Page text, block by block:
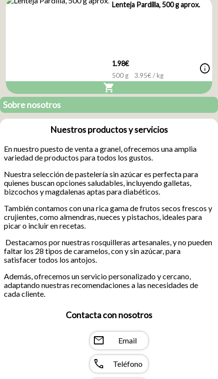
Lenteja Pardilla, 500 g aprox.
1.98€
500 g 3.95€ / kg info
shopping_cart
Sobre nosotros
Nuestros productos y servicios
En nuestro puesto de venta a granel, ofrecemos una amplia
variedad de productos para todos los gustos.
Nuestra selección de pastelería sin azúcar es perfecta para
quienes buscan opciones saludables, incluyendo galletas,
bizcochos y magdalenas aptas para diabéticos.
También contamos con una rica gama de frutos secos frescos y
crujientes, como almendras, nueces y pistachos, ideales para
picar o incluir en recetas.
Destacamos por nuestras rosquilleras artesanales, y no pueden
faltar los 28 tipos de caramelos, con y sin azúcar, para
satisfacer todos los antojos.
Además, ofrecemos un servicio personalizado y cercano,
adaptando nuestras recomendaciones a las necesidades de
cada cliente.
Contacta con nosotros
mail Email
call Teléfono